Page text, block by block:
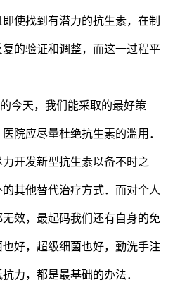
使找到有潜力的抗生素，在制
的验证和调整，而这一过程平
今天，我们能采取的最好策
院应尽量杜绝抗生素的滥用．
开发新型抗生素以备不时之
其他替代治疗方式．而对个人
效，最起码我们还有自身的免
好，超级细菌也好，勤洗手注
力，都是最基础的办法．